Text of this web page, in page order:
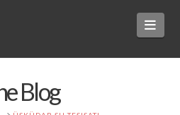
Blog